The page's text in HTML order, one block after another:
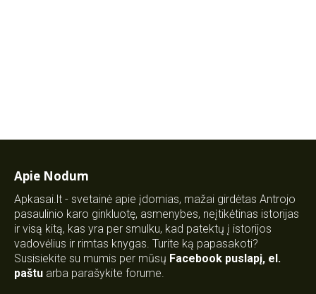
Apie Nodum
Apkasai.lt - svetainė apie įdomias, mažai girdėtas Antrojo
pasaulinio karo ginkluotę, asmenybes, neįtikėtinas istorijas
ir visą kitą, kas yra per smulku, kad patektų į istorijos
vadovėlius ir rimtas knygas. Turite ką papasakoti?
Susisiekite su mumis per mūsų Facebook puslapį, el.
paštu arba parašykite forume.